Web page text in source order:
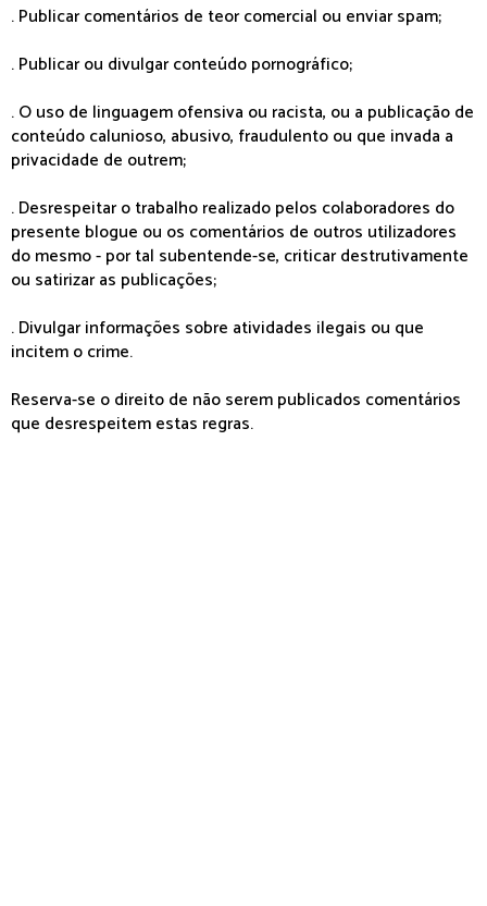
. Publicar comentários de teor comercial ou enviar spam;
. Publicar ou divulgar conteúdo pornográfico;
. O uso de linguagem ofensiva ou racista, ou a publicação de
conteúdo calunioso, abusivo, fraudulento ou que invada a
privacidade de outrem;
. Desrespeitar o trabalho realizado pelos colaboradores do
presente blogue ou os comentários de outros utilizadores
do mesmo - por tal subentende-se, criticar destrutivamente
ou satirizar as publicações;
. Divulgar informações sobre atividades ilegais ou que
incitem o crime.
Reserva-se o direito de não serem publicados comentários
que desrespeitem estas regras.